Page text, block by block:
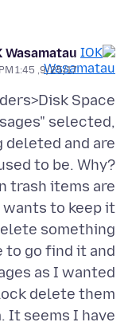
Wasamatau
9/25/17, 1:45 PM
Space
selected,
deleted and are
to be. Why?
trash items are
wants to keep it
something
to go find it and
as I wanted
delete them
It seems I have